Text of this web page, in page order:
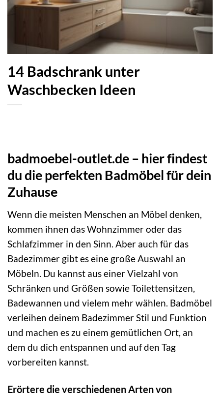
14 Badschrank unter
Waschbecken Ideen
badmoebel-outlet.de – hier findest
du die perfekten Badmöbel für dein
Zuhause
Wenn die meisten Menschen an Möbel denken,
kommen ihnen das Wohnzimmer oder das
Schlafzimmer in den Sinn. Aber auch für das
Badezimmer gibt es eine große Auswahl an
Möbeln. Du kannst aus einer Vielzahl von
Schränken und Größen sowie Toilettensitzen,
Badewannen und vielem mehr wählen. Badmöbel
verleihen deinem Badezimmer Stil und Funktion
und machen es zu einem gemütlichen Ort, an
dem du dich entspannen und auf den Tag
vorbereiten kannst.
Erörtere die verschiedenen Arten von